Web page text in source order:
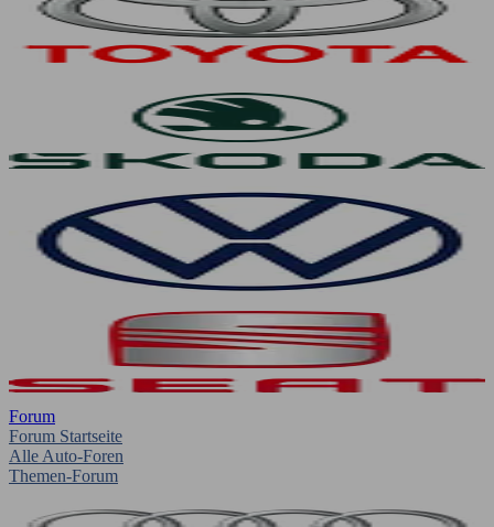
Forum
Forum Startseite
Alle Auto-Foren
Themen-Forum